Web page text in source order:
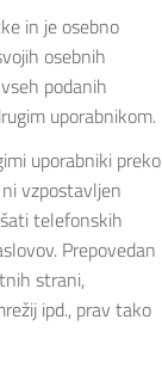
in je osebno
osebnih
podanih
uporabnikom.
uporabniki preko
vzpostavljen
telefonskih
Prepovedan
strani,
ipd., prav tako